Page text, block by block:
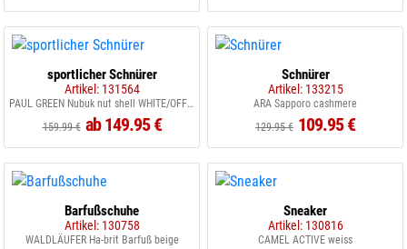
sportlicher Schnürer
Artikel: 131564
PAUL GREEN Nubuk nut shell WHITE/OFFWHITE
159.99 € ab 149.95 €
Schnürer
Artikel: 133215
ARA Sapporo cashmere
129.95 € 109.95 €
Barfußschuhe
Artikel: 130758
WALDLÄUFER Ha-brit Barfuß beige
Sneaker
Artikel: 130816
CAMEL ACTIVE weiss